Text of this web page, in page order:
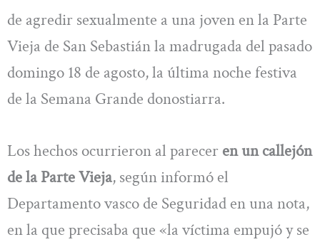
de agredir sexualmente a una joven en la Parte
Vieja de San Sebastián la madrugada del pasado
domingo 18 de agosto, la última noche festiva
de la Semana Grande donostiarra.
Los hechos ocurrieron al parecer en un callejón
de la Parte Vieja, según informó el
Departamento vasco de Seguridad en una nota,
en la que precisaba que «la víctima empujó y se